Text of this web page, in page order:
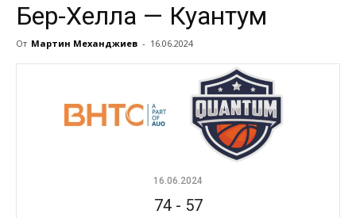
Бер-Хелла — Куантум
От Мартин Механджиев - 16.06.2024
16.06.2024
74- 57